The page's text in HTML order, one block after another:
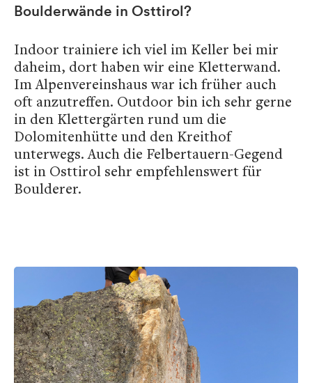
Boulderwände in Osttirol?
Indoor trainiere ich viel im Keller bei mir
daheim, dort haben wir eine Kletterwand.
Im Alpenvereinshaus war ich früher auch
oft anzutreffen. Outdoor bin ich sehr gerne
in den Klettergärten rund um die
Dolomitenhütte und den Kreithof
unterwegs. Auch die Felbertauern-Gegend
ist in Osttirol sehr empfehlenswert für
Boulderer.